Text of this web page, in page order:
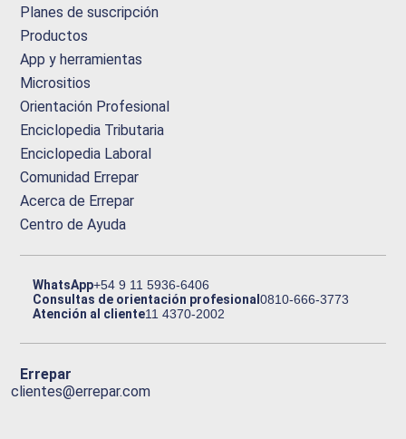
Planes de suscripción
Productos
App y herramientas
Micrositios
Orientación Profesional
Enciclopedia Tributaria
Enciclopedia Laboral
Comunidad Errepar
Acerca de Errepar
Centro de Ayuda
WhatsApp+54 9 11 5936-6406
Consultas de orientación profesional0810-666-3773
Atención al cliente11 4370-2002
Errepar
clientes@errepar.com